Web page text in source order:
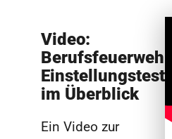
Video:
Berufsfeuerwehr
Einstellungstest
im Überblick
Ein Video zur